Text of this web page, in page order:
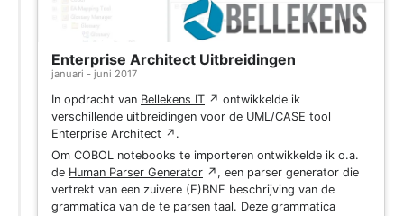
Enterprise Architect Uitbreidingen
januari - juni 2017
In opdracht van Bellekens IT ↗ ontwikkelde ik
verschillende uitbreidingen voor de UML/CASE tool
Enterprise Architect ↗ .
Om COBOL notebooks te importeren ontwikkelde ik o.a.
de Human Parser Generator ↗ , een parser generator die
vertrekt van een zuivere (E)BNF beschrijving van de
grammatica van de te parsen taal. Deze grammatica